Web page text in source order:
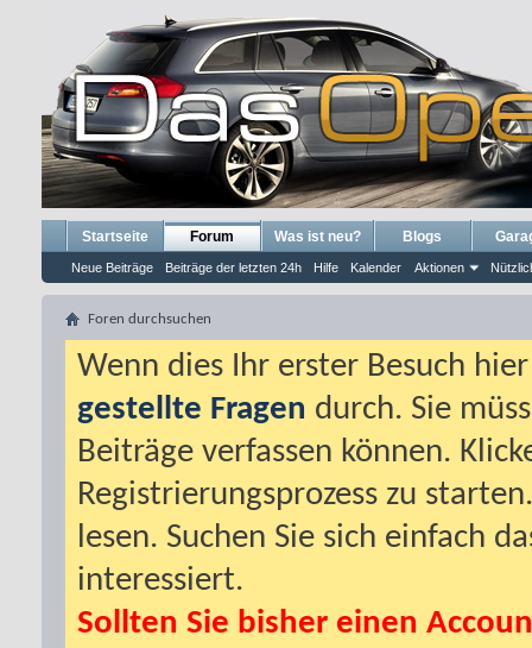
Startseite Forum
Neue Beiträge Beiträge der letzten 24h Hilfe Kalender Aktionen
Was ist neu? Blogs
Foren durchsuchen
Wenn dies Ihr erster Besuch
gestellte Fragen durch. Sie
Beiträge verfassen können.
Registrierungsprozess zu
lesen. Suchen Sie sich einfach
interessiert.
Sollten Sie bisher einen